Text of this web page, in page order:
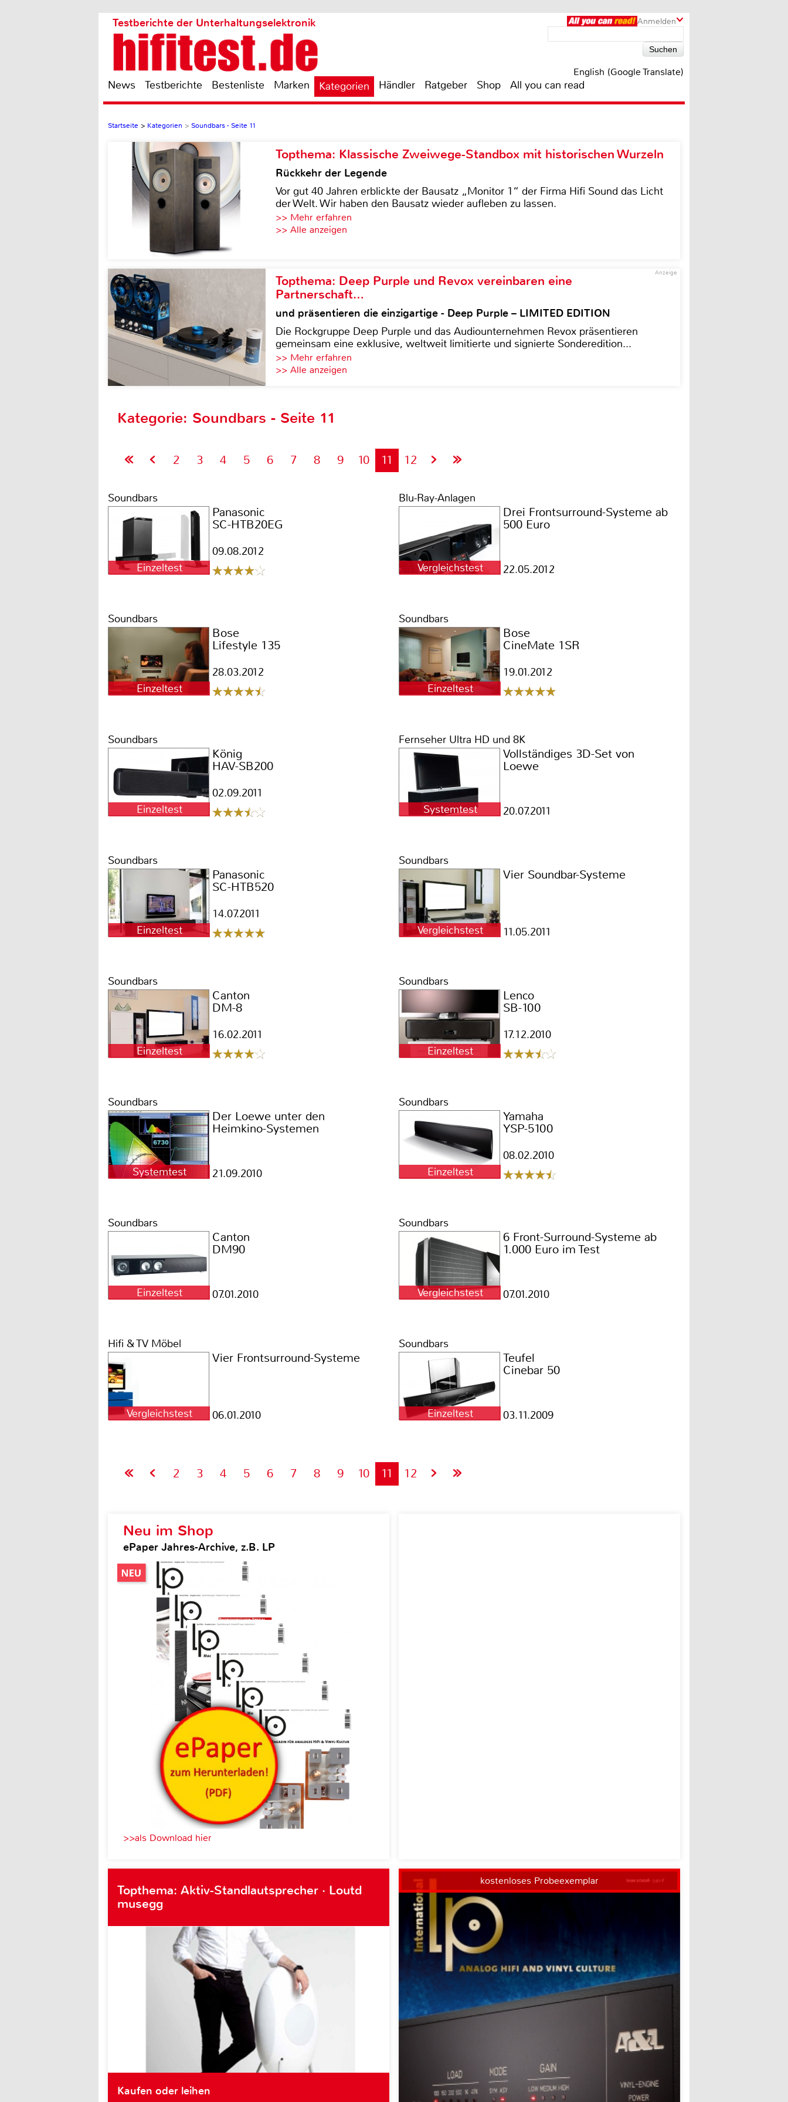
Anmelden
Testberichte der Unterhaltungselektronik
English (Google Translate)
News Testberichte Bestenliste Marken Kategorien Händler Ratgeber Shop All you can read
Startseite > Kategorien > Soundbars - Seite 11
Topthema: Klassische Zweiwege-Standbox mit historischen Wurzeln
Rückkehr der Legende
Vor gut 40 Jahren erblickte der Bausatz „Monitor 1“ der Firma Hifi Sound das Licht
der Welt. Wir haben den Bausatz wieder aufleben zu lassen.
>> Mehr erfahren
>> Alle anzeigen
Anzeige
Topthema: Deep Purple und Revox vereinbaren eine
Partnerschaft…
und präsentieren die einzigartige - Deep Purple – LIMITED EDITION
Die Rockgruppe Deep Purple und das Audiounternehmen Revox präsentieren
gemeinsam eine exklusive, weltweit limitierte und signierte Sonderedition...
>> Mehr erfahren
>> Alle anzeigen
Kategorie: Soundbars - Seite 11
2 3 4 5 6 7 8 9 10 11 12
Soundbars
Einzeltest
Panasonic
SC-HTB20EG
09.08.2012
Blu-Ray-Anlagen
Vergleichstest
Drei Frontsurround-Systeme ab
500 Euro
22.05.2012
Soundbars
Einzeltest
Bose
Lifestyle 135
28.03.2012
Soundbars
Einzeltest
Bose
CineMate 1SR
19.01.2012
Soundbars
Einzeltest
König
HAV-SB200
02.09.2011
Fernseher Ultra HD und 8K
Systemtest
Vollständiges 3D-Set von
Loewe
20.07.2011
Soundbars
Einzeltest
Panasonic
SC-HTB520
14.07.2011
Soundbars
Vergleichstest
Vier Soundbar-Systeme
11.05.2011
Soundbars
Einzeltest
Canton
DM-8
16.02.2011
Soundbars
Einzeltest
Lenco
SB-100
17.12.2010
Soundbars
Systemtest
Der Loewe unter den
Heimkino-Systemen
21.09.2010
Soundbars
Einzeltest
Yamaha
YSP-5100
08.02.2010
Soundbars
Einzeltest
Canton
DM90
07.01.2010
Soundbars
Vergleichstest
6 Front-Surround-Systeme ab
1.000 Euro im Test
07.01.2010
Hifi & TV Möbel
Vergleichstest
Vier Frontsurround-Systeme
06.01.2010
Soundbars
Einzeltest
Teufel
Cinebar 50
03.11.2009
2 3 4 5 6 7 8 9 10 11 12
Neu im Shop
ePaper Jahres-Archive, z.B. LP
>>als Download hier
Topthema: Aktiv-Standlautsprecher · Loutd
musegg
Kaufen oder leihen
kostenloses Probeexemplar